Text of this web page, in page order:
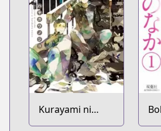
Kurayami ni
Strobe